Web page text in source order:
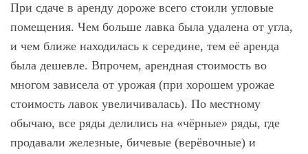
При сдаче в аренду дороже всего стоили угловые
помещения. Чем больше лавка была удалена от угла,
и чем ближе находилась к середине, тем её аренда
была дешевле. Впрочем, арендная стоимость во
многом зависела от урожая (при хорошем урожае
стоимость лавок увеличивалась). По местному
обычаю, все ряды делились на «чёрные» ряды, где
продавали железные, бичевые (верёвочные) и